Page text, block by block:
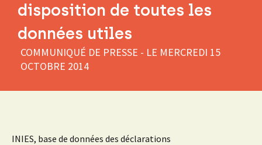
disposition de toutes les
données utiles
COMMUNIQUÉ DE PRESSE - LE MERCREDI 15
OCTOBRE 2014
INIES, base de données des déclarations